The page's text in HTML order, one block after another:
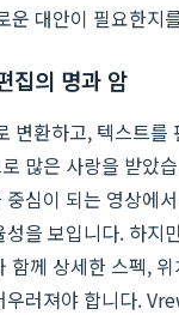
운 대안이 필요한지
집의 명과 암
변환하고, 텍스트를
많은 사랑을 받았
심이 되는 영상에
을 보입니다. 하지
함께 상세한 스펙,
러져야 합니다.